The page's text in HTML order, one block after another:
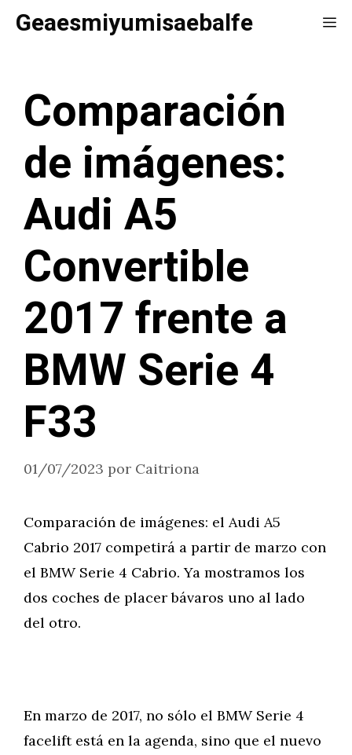
SaltarGeaesmiyumisaebalfe
Comparación
de imágenes:
Audi A5
Convertible
2017 frente a
BMW Serie 4
F33
01/07/2023 por Caitriona
Comparación de imágenes: el Audi A5
Cabrio 2017 competirá a partir de marzo con
el BMW Serie 4 Cabrio. Ya mostramos los
dos coches de placer bávaros uno al lado
del otro.
En marzo de 2017, no sólo el BMW Serie 4
facelift está en la agenda, sino que el nuevo